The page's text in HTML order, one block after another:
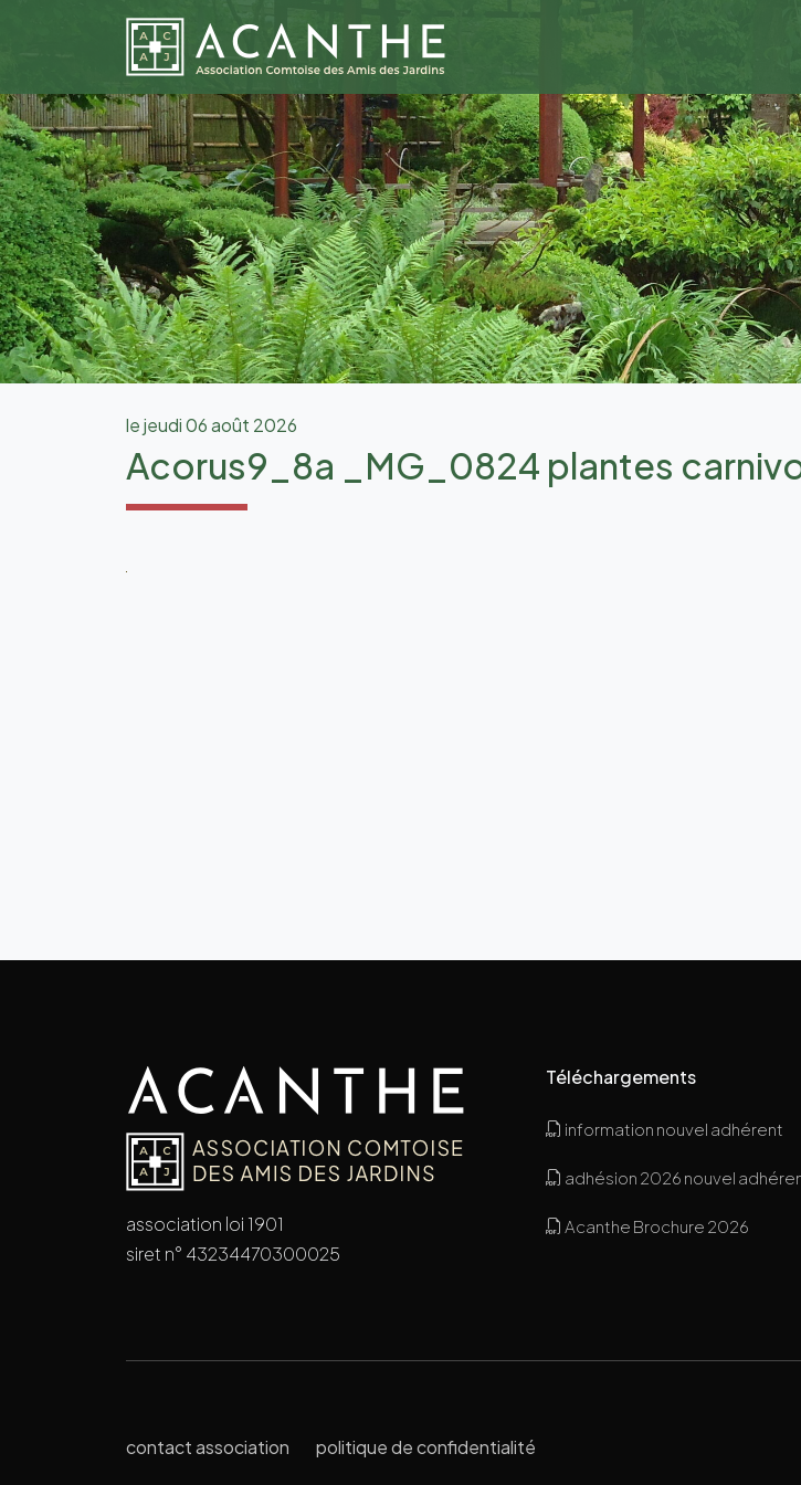
le jeudi 06 août 2026
Acorus9_8a _MG_0824 plantes
association loi 1901
siret n° 43234470300025
Téléchargements
information nouvel adhérent
adhésion 2026 nouvel
Acanthe Brochure 2026
contact association politique de confidentialité